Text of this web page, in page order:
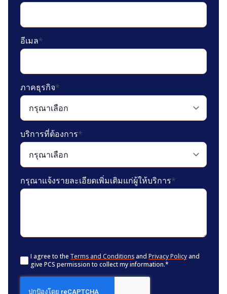
อีเมล*
ภาคธุรกิจ*
บริการที่ต้องการ*
กรุณาแจ้งรายละเอียดเพิ่มเติมแก่ผู้ให้บริการ*
Consent*
I agree to the Terms and Conditions and Privacy Policy and
give PCS permission to collect my information.*